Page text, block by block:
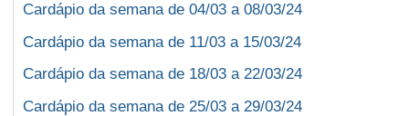
Cardápio da semana de 04/03 a 08/03/24
Cardápio da semana de 11/03 a 15/03/24
Cardápio da semana de 18/03 a 22/03/24
Cardápio da semana de 25/03 a 29/03/24